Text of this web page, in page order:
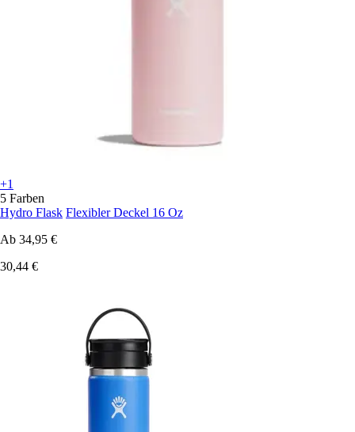
+1
5 Farben
Hydro Flask Flexibler Deckel 16 Oz
Ab 34,95 €
30,44 €